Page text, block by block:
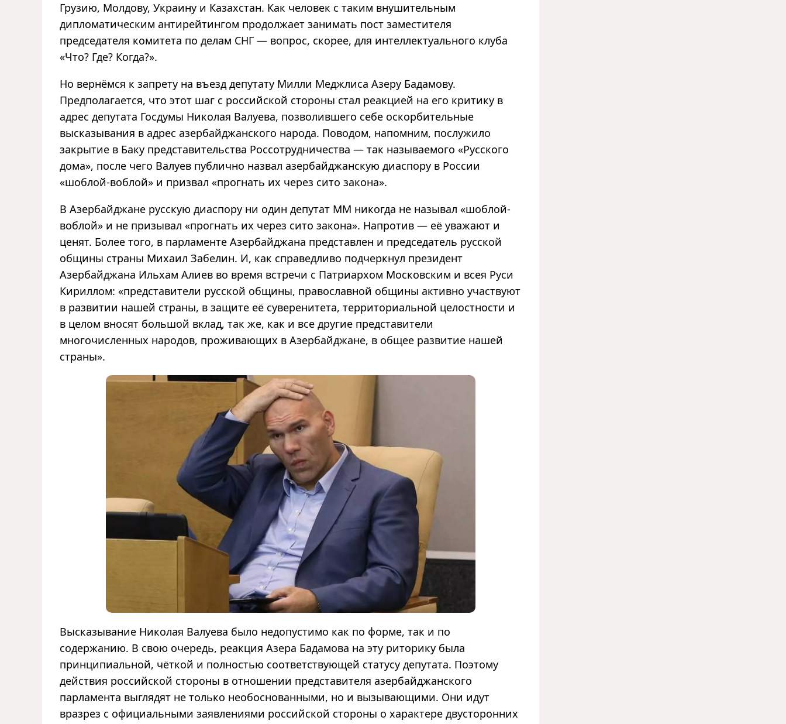
Грузию, Молдову, Украину и Казахстан. Как человек с таким внушительным
дипломатическим антирейтингом продолжает занимать пост заместителя
председателя комитета по делам СНГ — вопрос, скорее, для интеллектуального клуба
«Что? Где? Когда?».
Но вернёмся к запрету на въезд депутату Милли Меджлиса Азеру Бадамову.
Предполагается, что этот шаг с российской стороны стал реакцией на его критику в
адрес депутата Госдумы Николая Валуева, позволившего себе оскорбительные
высказывания в адрес азербайджанского народа. Поводом, напомним, послужило
закрытие в Баку представительства Россотрудничества — так называемого «Русского
дома», после чего Валуев публично назвал азербайджанскую диаспору в России
«шоблой-воблой» и призвал «прогнать их через сито закона».
В Азербайджане русскую диаспору ни один депутат ММ никогда не называл «шоблой-
воблой» и не призывал «прогнать их через сито закона». Напротив — её уважают и
ценят. Более того, в парламенте Азербайджана представлен и председатель русской
общины страны Михаил Забелин. И, как справедливо подчеркнул президент
Азербайджана Ильхам Алиев во время встречи с Патриархом Московским и всея Руси
Кириллом: «представители русской общины, православной общины активно участвуют
в развитии нашей страны, в защите её суверенитета, территориальной целостности и
в целом вносят большой вклад, так же, как и все другие представители
многочисленных народов, проживающих в Азербайджане, в общее развитие нашей
страны».
Высказывание Николая Валуева было недопустимо как по форме, так и по
содержанию. В свою очередь, реакция Азера Бадамова на эту риторику была
принципиальной, чёткой и полностью соответствующей статусу депутата. Поэтому
действия российской стороны в отношении представителя азербайджанского
парламента выглядят не только необоснованными, но и вызывающими. Они идут
вразрез с официальными заявлениями российской стороны о характере двусторонних